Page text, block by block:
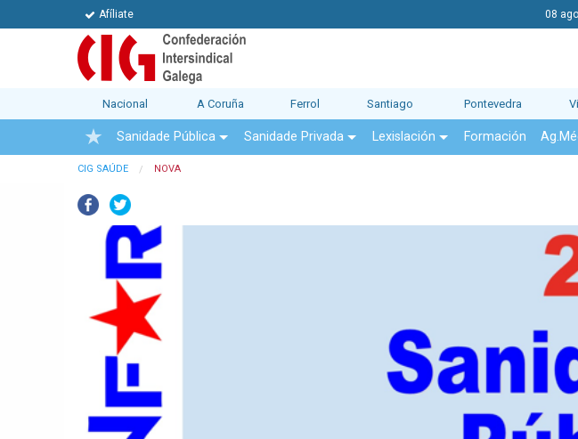
Afíliate 08
Nacional A Coruña Ferrol Santiago Pontevedra
Sanidade Pública Sanidade Privada Lexislación Formación
CIG SAÚDE NOVA
Facebook